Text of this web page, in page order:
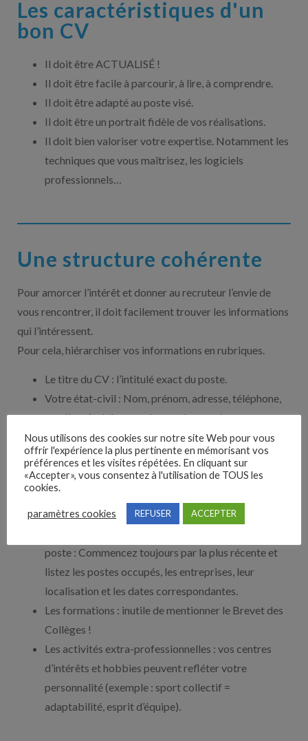
Les caractéristiques d'un
bon CV
Il doit être ACTUALISÉ !
Il doit être facile à parcourir, à lire, à comprendre.
Il doit être adapté au poste visé.
Il doit être un portrait fidèle de vos réalisations.
Il doit bien valoriser votre expertise. Notamment les
techniques que vous maîtrisez, les logiciels
professionnels…
Une structure cohérente
Pour amorcer l’intérêt et donner au recruteur l’envie de
vous rencontrer, il doit facilement trouver les informations
qui l’intéressent.
Pour cela, hiérarchiser vos informations en rubriques.
Le titre du CV : l’intitulé exact du poste.
Votre état-civil : Nom, prénom, adresse, téléphone,
email et n’oubliez pas de mentionner si vous
possédez le permis B !
Le résumé de vos compétences : privilégiez les
savoir-faire ou compétences en lien avec le poste
convoité et n’hésitez pas à reprendre les formules de
l’offre d’emploi.
poste : Commencez toujours par la plus récente et
listez les postes occupés, les entreprises, leur
localisation et les dates correspondantes.
Les formations : inutile de mentionner le Brevet des
Collèges !
Les activités extra-professionnelles : vos centres
d’intérêts et hobbies peuvent refléter votre
personnalité (exemple : sport collectif =
adaptabilité, esprit d’équipe).
Nous utilisons des cookies sur notre site Web pour vous
offrir l'expérience la plus pertinente en mémorisant vos
préférences et les visites répétées. En cliquant sur
«Accepter», vous consentez à l'utilisation de TOUS les
cookies.
paramètres cookies REFUSER ACCEPTER